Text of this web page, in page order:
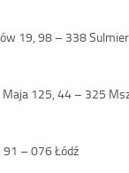
19, 98 – 338
Maja 125, 44 – 325
91 – 076 Łódź